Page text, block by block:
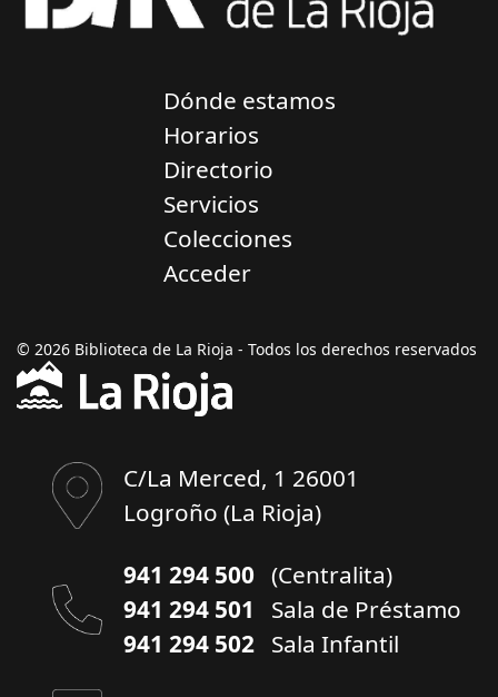
Dónde estamos
Horarios
Directorio
Servicios
Colecciones
Acceder
© 2026 Biblioteca de La Rioja - Todos los derechos reservados
C/La Merced, 1 26001
Logroño (La Rioja)
941 294 500 (Centralita)
941 294 501
Sala de Préstamo
941 294 502 Sala Infantil